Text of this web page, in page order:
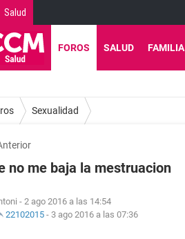
Salud
FOROS SALUD FAMILIA
Sexualidad
no me baja la mestruacion
- 2 ago 2016 a las 14:54
22102015 - 3 ago 2016 a las 07:36